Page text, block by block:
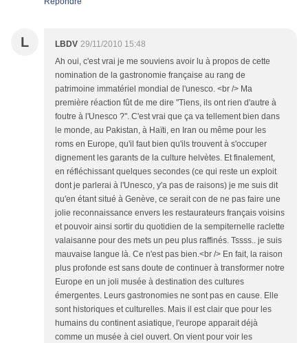
L LBDV 29/11/2010 15:48
Ah oui, c'est vrai je me souviens avoir lu à propos de cette
nomination de la gastronomie française au rang de
patrimoine immatériel mondial de l'unesco. <br /> Ma
première réaction fût de me dire "Tiens, ils ont rien d'autre à
foutre à l'Unesco ?". C'est vrai que ça va tellement bien dans
le monde, au Pakistan, à Haïti, en Iran ou même pour les
roms en Europe, qu'il faut bien qu'ils trouvent à s'occuper
dignement les garants de la culture helvètes. Et finalement,
en réfléchissant quelques secondes (ce qui reste un exploit
dont je parlerai à l'Unesco, y'a pas de raisons) je me suis dit
qu'en étant situé à Genève, ce serait con de ne pas faire une
jolie reconnaissance envers les restaurateurs français voisins
et pouvoir ainsi sortir du quotidien de la sempiternelle raclette
valaisanne pour des mets un peu plus raffinés. Tssss.. je suis
mauvaise langue là. Ce n'est pas bien.<br /> En fait, la raison
plus profonde est sans doute de continuer à transformer notre
Europe en un joli musée à destination des cultures
émergentes. Leurs gastronomies ne sont pas en cause. Elle
sont historiques et culturelles. Mais il est clair que pour les
humains du continent asiatique, l'europe apparait déjà
comme un musée à ciel ouvert. On vient pour voir les